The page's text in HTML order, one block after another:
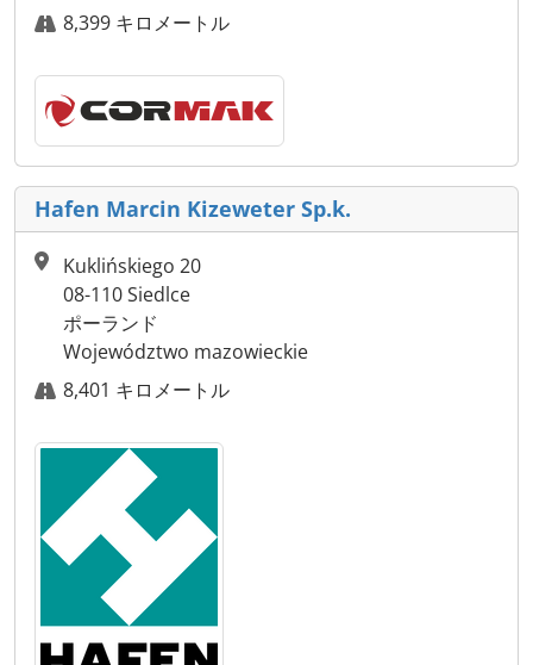
8,399 キロメートル
Hafen Marcin Kizeweter Sp.k.
Kuklińskiego 20
08-110 Siedlce
ポーランド
Województwo mazowieckie
8,401 キロメートル